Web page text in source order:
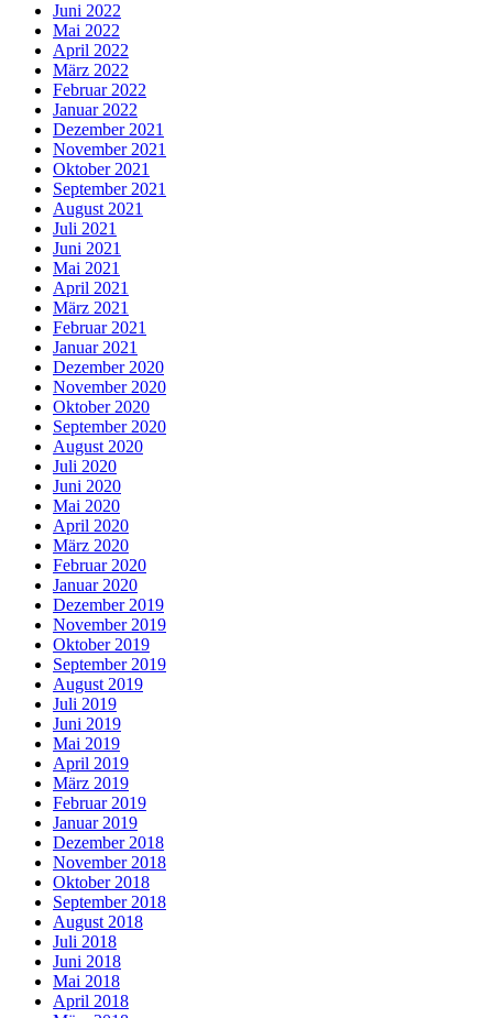
Juni 2022
Mai 2022
April 2022
März 2022
Februar 2022
Januar 2022
Dezember 2021
November 2021
Oktober 2021
September 2021
August 2021
Juli 2021
Juni 2021
Mai 2021
April 2021
März 2021
Februar 2021
Januar 2021
Dezember 2020
November 2020
Oktober 2020
September 2020
August 2020
Juli 2020
Juni 2020
Mai 2020
April 2020
März 2020
Februar 2020
Januar 2020
Dezember 2019
November 2019
Oktober 2019
September 2019
August 2019
Juli 2019
Juni 2019
Mai 2019
April 2019
März 2019
Februar 2019
Januar 2019
Dezember 2018
November 2018
Oktober 2018
September 2018
August 2018
Juli 2018
Juni 2018
Mai 2018
April 2018